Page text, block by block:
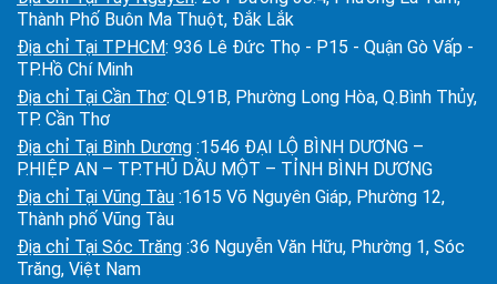
Thành Phố Buôn Ma Thuột, Đắk Lắk
Địa chỉ Tại TPHCM: 936 Lê Đức Thọ - P15 - Quận Gò Vấp -
TP.Hồ Chí Minh
Địa chỉ Tại Cần Thơ: QL91B, Phường Long Hòa, Q.Bình Thủy,
TP. Cần Thơ
Địa chỉ Tại Bình Dương :1546 ĐẠI LỘ BÌNH DƯƠNG –
P.HIỆP AN – TP.THỦ DẦU MỘT – TỈNH BÌNH DƯƠNG
Địa chỉ Tại Vũng Tàu :1615 Võ Nguyên Giáp, Phường 12,
Thành phố Vũng Tàu
Địa chỉ Tại Sóc Trăng :36 Nguyễn Văn Hữu, Phường 1, Sóc
Trăng, Việt Nam